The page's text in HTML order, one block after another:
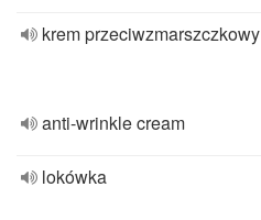
krem przeciwzmarszczkowy
anti-wrinkle cream
lokówka